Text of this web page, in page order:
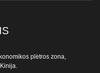
plėtros zona,